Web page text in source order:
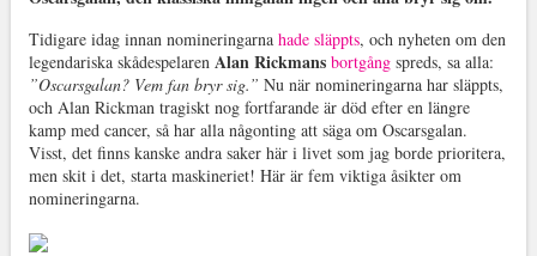
Tidigare idag innan nomineringarna hade släppts, och nyheten om den
legendariska skådespelaren Alan Rickmans bortgångspreds, sa alla:
”Oscarsgalan? Vem fan bryr sig.” Nu när nomineringarna har släppts,
och Alan Rickman tragiskt nog fortfarande är död efter en längre
kamp med cancer, så har alla någonting att säga om Oscarsgalan.
Visst, det finns kanske andra saker här i livet som jag borde prioritera,
men skit i det, starta maskineriet! Här är fem viktiga åsikter om
nomineringarna.